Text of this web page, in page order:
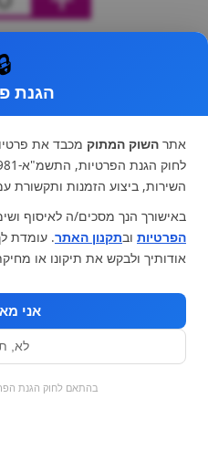
כל מבצעים
הגנת
אתר השוק המתוק מכבד את
השירות, ביצוע הזמנות ותקשורת
באישורך הנך מסכים/ה לאיסוף
הפרטיות ובתקנון האתר. עומדת
אודותיך ולבקש את תיקונו או
אני
לא,
בהתאם לחוק הגנת